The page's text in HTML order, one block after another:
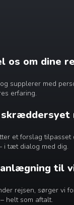
os om dine
supplerer med
erfaring.
skræddersyet
et forslag tilpasset
i tæt dialog med dig.
til
rejsen, sørger vi
helt som aftalt.